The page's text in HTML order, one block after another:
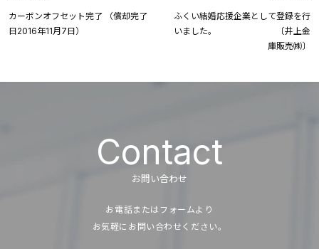
カーボンオフセット完了 （償却完了
日2016年11月7日）
ふくい結婚応援企業として登録を行
いました。 〔井上金
庫販売㈱〕
Contact
お問い合わせ
お電話またはフォームより
お気軽にお問い合わせください。